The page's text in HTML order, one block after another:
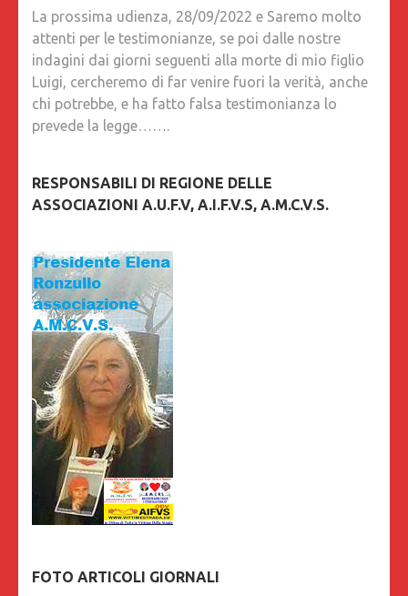
La prossima udienza, 28/09/2022 e Saremo molto
attenti per le testimonianze, se poi dalle nostre
indagini dai giorni seguenti alla morte di mio figlio
Luigi, cercheremo di far venire fuori la verità, anche
chi potrebbe, e ha fatto falsa testimonianza lo
prevede la legge…….
RESPONSABILI DI REGIONE DELLE
ASSOCIAZIONI A.U.F.V, A.I.F.V.S, A.M.C.V.S.
FOTO ARTICOLI GIORNALI